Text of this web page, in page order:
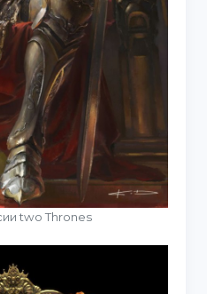
two Thrones